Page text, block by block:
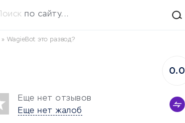
Поиск по сайту...
» WagieBot это развод?
Еще нет отзывов
Еще нет жалоб
0.0